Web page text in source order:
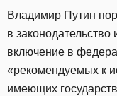
Владимир Путин
в
включение в
«рекомендуемых к
имеющих